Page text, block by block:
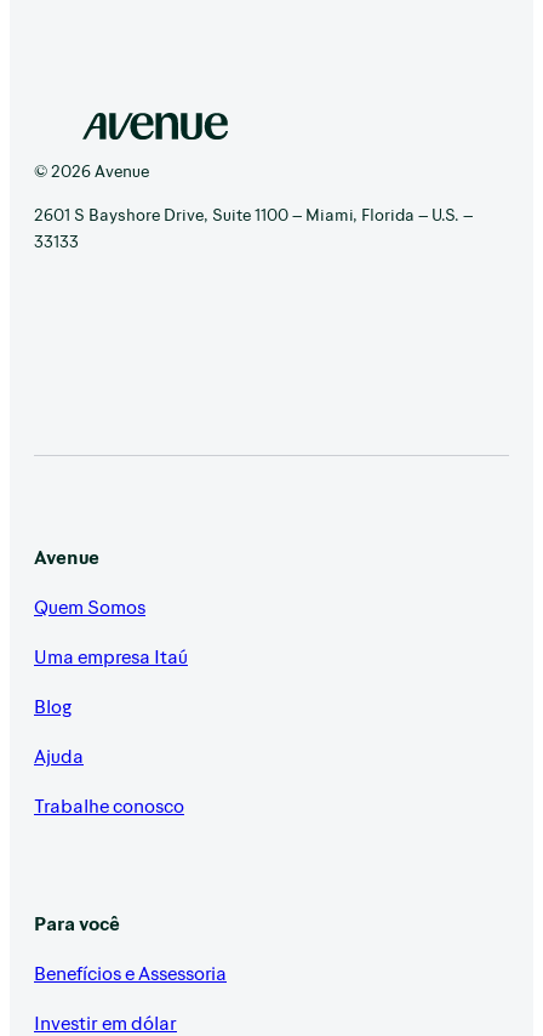
© 2026 Avenue
2601 S Bayshore Drive, Suite 1100 – Miami, Florida – U.S. –
33133
Avenue
Quem Somos
Uma empresa Itaú
Blog
Ajuda
Trabalhe conosco
Para você
Benefícios e Assessoria
Investir em dólar